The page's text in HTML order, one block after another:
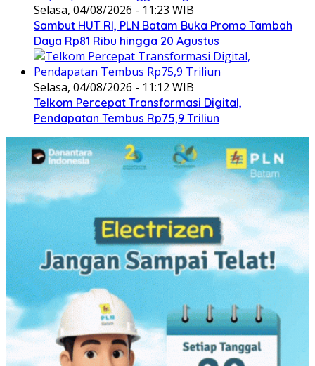
Selasa, 04/08/2026 - 11:23 WIB
Sambut HUT RI, PLN Batam Buka Promo Tambah
Daya Rp81 Ribu hingga 20 Agustus
Selasa, 04/08/2026 - 11:12 WIB
Telkom Percepat Transformasi Digital,
Pendapatan Tembus Rp75,9 Triliun